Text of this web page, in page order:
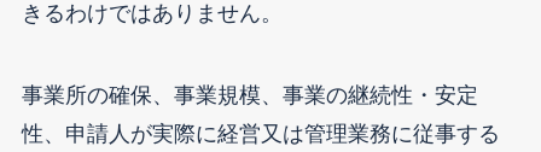
きるわけではありません。
事業所の確保、事業規模、事業の継続性・安定
性、申請人が実際に経営又は管理業務に従事する